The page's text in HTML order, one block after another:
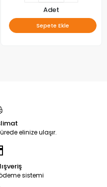
Adet
Sepete Ekle
elinize ulaşır.
sistemi